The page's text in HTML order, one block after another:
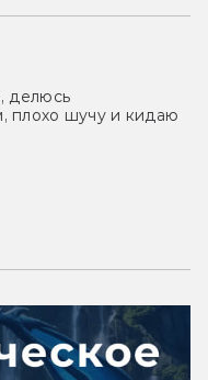
делюсь
плохо шучу и кидаю